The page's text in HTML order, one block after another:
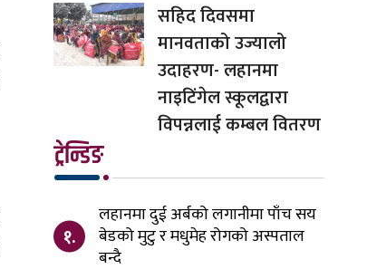
सहिद दिवसमा
मानवताको उज्यालो
उदाहरण- लहानमा
नाइटिंगेल स्कूलद्वारा
विपन्नलाई कम्बल वितरण
ट्रेन्डिङ
१.
लहानमा दुई अर्बको लगानीमा पाँच सय
बेडको मुटु र मधुमेह रोगको अस्पताल
बन्दै